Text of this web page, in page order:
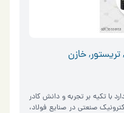
خازن
افتخار دارد با تکیه بر تجربه و دانش کادر
صنعتی در صنایع فولاد،